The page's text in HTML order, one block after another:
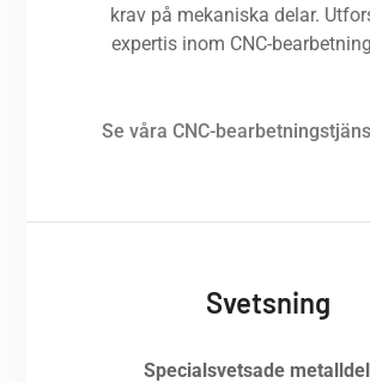
krav på mekaniska delar.
expertis inom CNC-
Se våra CNC-
Svetsning
Specialsvetsade